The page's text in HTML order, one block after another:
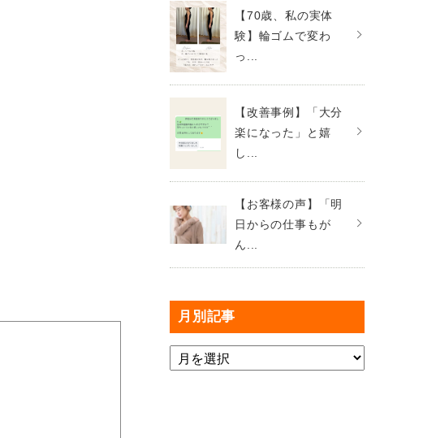
【70歳、私の実体
験】輪ゴムで変わ
っ...
【改善事例】「大分
楽になった」と嬉
し...
【お客様の声】「明
日からの仕事もが
ん...
月別記事